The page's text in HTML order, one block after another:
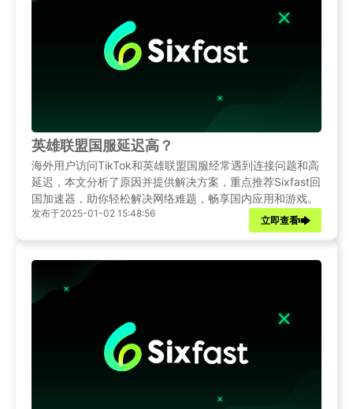
英雄联盟国服延迟高？
海外用户访问TikTok和英雄联盟国服经常遇到连接问题和高
延迟，本文分析了原因并提供解决方案，重点推荐Sixfast回
国加速器，助你轻松解决网络难题，畅享国内应用和游戏。
发布于2025-01-02 15:48:56
立即查看